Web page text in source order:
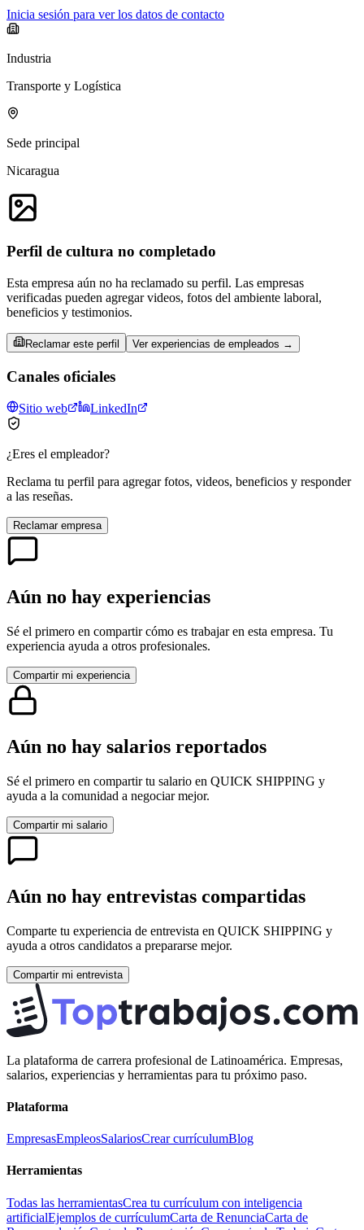
Inicia sesión para ver los datos de contacto
Industria
Transporte y Logística
Sede principal
Nicaragua
Perfil de cultura no completado
Esta empresa aún no ha reclamado su perfil. Las empresas
verificadas pueden agregar videos, fotos del ambiente laboral,
beneficios y testimonios.
Reclamar este perfil Ver experiencias de empleados →
Canales oficiales
Sitio web LinkedIn
¿Eres el empleador?
Reclama tu perfil para agregar fotos, videos, beneficios y responder
a las reseñas.
Reclamar empresa
Aún no hay experiencias
Sé el primero en compartir cómo es trabajar en esta empresa. Tu
experiencia ayuda a otros profesionales.
Compartir mi experiencia
Aún no hay salarios reportados
Sé el primero en compartir tu salario en QUICK SHIPPING y
ayuda a la comunidad a negociar mejor.
Compartir mi salario
Aún no hay entrevistas compartidas
Comparte tu experiencia de entrevista en QUICK SHIPPING y
ayuda a otros candidatos a prepararse mejor.
Compartir mi entrevista
La plataforma de carrera profesional de Latinoamérica. Empresas,
salarios, experiencias y herramientas para tu próximo paso.
Plataforma
EmpresasEmpleosSalariosCrear currículumBlog
Herramientas
Todas las herramientasCrea tu currículum con inteligencia
artificialEjemplos de currículumCarta de RenunciaCarta de